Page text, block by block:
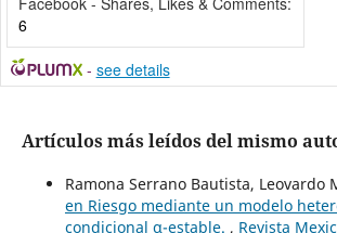
6
- see details
Artículos más leídos del mismo
Ramona Serrano Bautista, Leovardo
en Riesgo mediante un modelo
condicional α-estable. , Revista